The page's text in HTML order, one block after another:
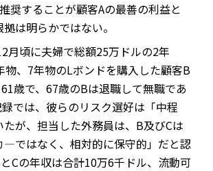
奨することが顧客Aの最善の利益と
は明らかではない。
月頃に夫婦で総額25万ドルの2年
物、7年物のLボンドを購入した顧客B
歳で、67歳のBは退職して無職であ
では、彼らのリスク選好は「中程
が、担当した外務員は、B及びCは
―ではなく、相対的に保守的」だと認
Cの年収は合計10万6千ドル、流動可